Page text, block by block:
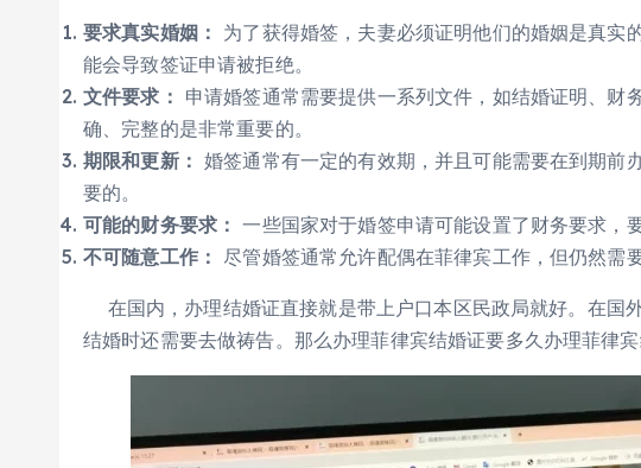
要求真实婚姻： 为了获得婚签，夫妻必须证明他们的婚姻是真实
能会导致签证申请被拒绝。
文件要求： 申请婚签通常需要提供一系列文件，如结婚证明、财
确、完整的是非常重要的。
期限和更新： 婚签通常有一定的有效期，并且可能需要在到期前
要的。
可能的财务要求： 一些国家对于婚签申请可能设置了财务要求，
不可随意工作： 尽管婚签通常允许配偶在菲律宾工作，但仍然需
在国内，办理结婚证直接就是带上户口本区民政局就好。在国
结婚时还需要去做祷告。那么办理菲律宾结婚证要多久办理菲律